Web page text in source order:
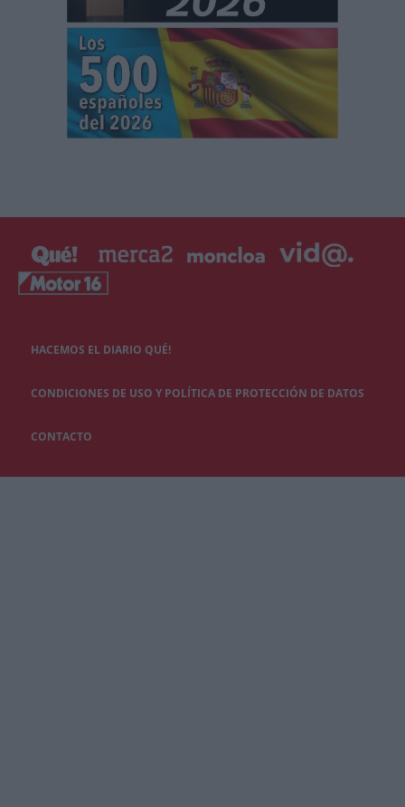
HACEMOS EL DIARIO QUÉ!
CONDICIONES DE USO Y POLÍTICA DE PROTECCIÓN DE DATOS
CONTACTO